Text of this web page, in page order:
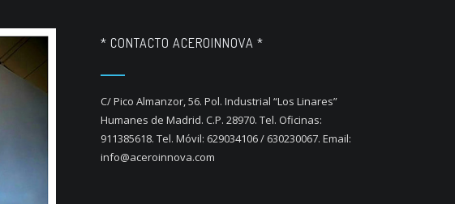
* CONTACTO ACEROINNOVA *
C/ Pico Almanzor, 56. Pol. Industrial “Los Linares”
Humanes de Madrid. C.P. 28970. Tel. Oficinas:
911385618. Tel. Móvil: 629034106 / 630230067. Email:
info@aceroinnova.com